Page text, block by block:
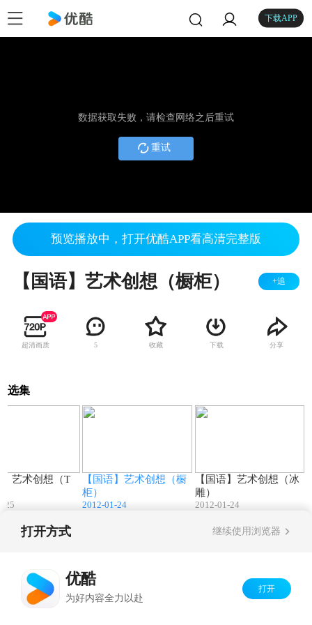
下载APP
数据获取失败，请检查网络之后重试
重试
预览播放中，打开优酷APP看高清完整版
【国语】艺术创想（橱柜） +追
超清画质 5 收藏 下载 分享
选集
艺术创想（T
25
【国语】艺术创想（橱
柜）
2012-01-24
【国语】艺术创想（冰
雕）
2012-01-24
打开方式 继续使用浏览器
优酷
为好内容全力以赴
打开